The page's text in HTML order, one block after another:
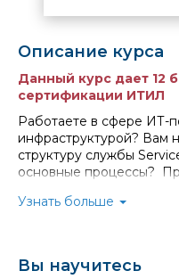
Описание курса
Данный курс дает 12
сертификации ИТИЛ
Работаете в сфере ИТ-
инфраструктурой? Вам
структуру службы
основные процессы?
ИТИЛ 4. Он опирается
руководителей
Узнать больше
Вы научитесь